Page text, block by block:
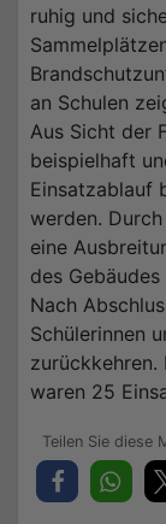
ruhig und
an Schulen
Aus Sicht der
beispielhaft
Einsatzablauf
werden.
eine
des
Nach
Schülerinnen
zurückkehren.
waren 25